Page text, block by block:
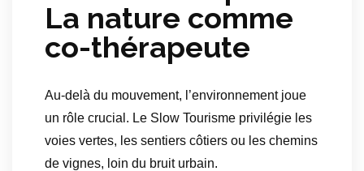
La nature comme
co-thérapeute
Au-delà du mouvement, l’environnement joue
un rôle crucial. Le Slow Tourisme privilégie les
voies vertes, les sentiers côtiers ou les chemins
de vignes, loin du bruit urbain.